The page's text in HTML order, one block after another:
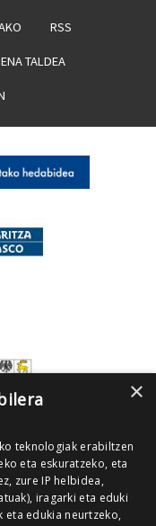
RSS
TALDEA
×
teknologiak erabiltzen
eta eskuratzeko, eta
zure IP helbidea,
iragarki eta eduki
eta edukia neurtzeko,